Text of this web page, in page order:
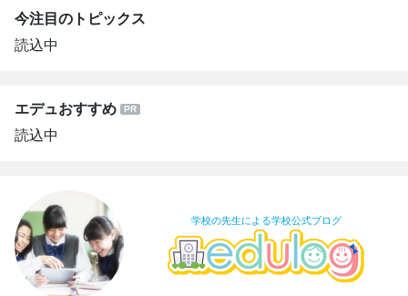
今注目のトピックス
読込中
エデュおすすめ
読込中
学校の先生による学校公式ブログ